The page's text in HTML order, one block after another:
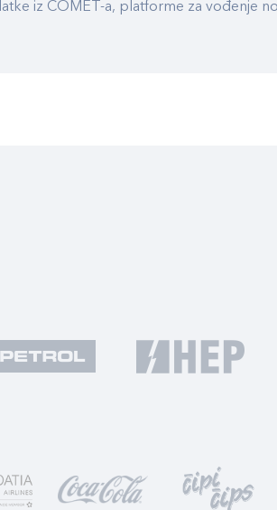
iz COMET-a, platforme za vođenje